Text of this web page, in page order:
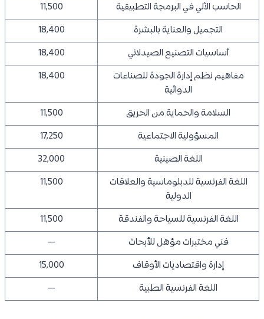
الحاسب الآلي في البرمجة التطبيقية
11,500
التجميل والعناية بالبشرة
18,400
أساسيات التصنيع الصيدلاني
18,400
مفاهيم نظم إدارة الجودة للصناعات
الدوائية
18,400
السلامة والحماية من الحريق
11,500
المسؤولية الاجتماعية
17,250
اللغة الصينية
32,000
اللغة الفرنسية للدبلوماسية والعلاقات
الدولية
11,500
اللغة الفرنسية للسياحة والفندقة
11,500
فني مختبرات مؤهل للأبحاث
—
إدارة واقتصاديات الأوقاف
15,000
اللغة الفرنسية الطبية
—